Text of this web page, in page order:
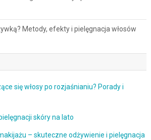
Metody, efekty i pielęgnacja włosów
się włosy po rozjaśnianiu? Porady i
skóry na lato
– skuteczne odżywienie i pielęgnacja